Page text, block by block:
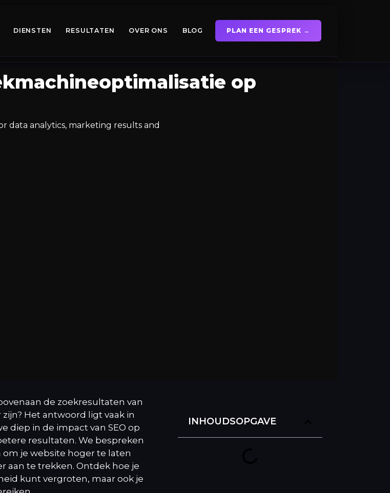
DIENSTEN RESULTATEN OVER ONS BLOG PLAN EEN GESPREK →
op
de zoekresultaten van
Het antwoord ligt vaak in
diep in de impact van SEO op
resultaten. We bespreken
je website hoger te laten
aan te trekken. Ontdek hoe je
kunt vergroten, maar ook je
INHOUDSOPGAVE